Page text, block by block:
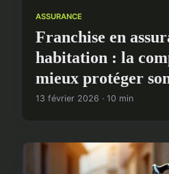
ASSURANCE
Franchise en
habitation : la
mieux protéger
13 février 2026 · 10 min